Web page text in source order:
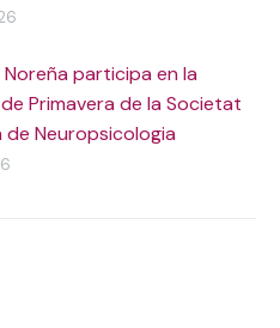
participa en la
Primavera de la Societat
de Neuropsicologia